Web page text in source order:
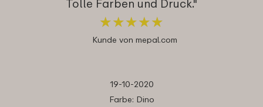
Tolle Farben und Druck."
★★★★★
★★★★★
Kunde von mepal.com
19-10-2020
Farbe: Dino